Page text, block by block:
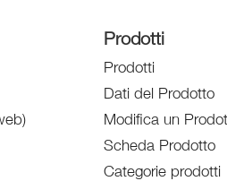
Prodotti
Prodotti
Dati del Prodotto
Modifica un
Scheda Prodotto
Categorie prodotti